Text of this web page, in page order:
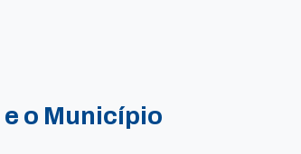
o Município